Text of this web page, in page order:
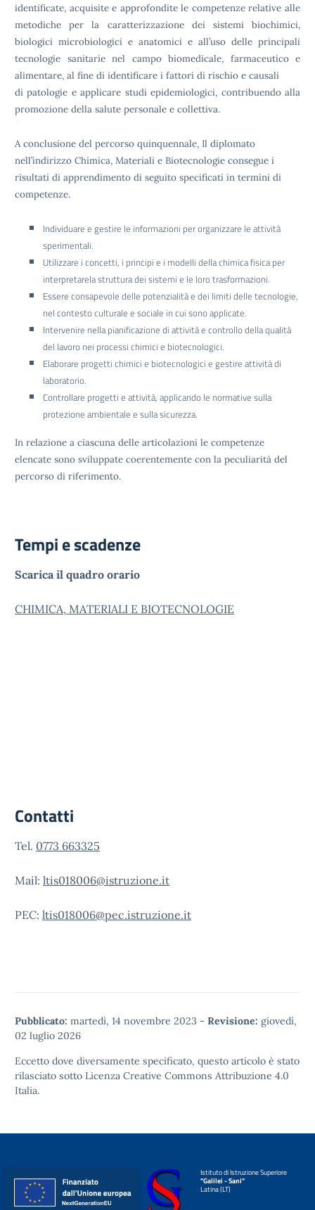
identificate, acquisite e approfondite le competenze relative alle
metodiche per la caratterizzazione dei sistemi biochimici,
biologici microbiologici e anatomici e all’uso delle principali
tecnologie sanitarie nel campo biomedicale, farmaceutico e
alimentare, al fine di identificare i fattori di rischio e causali
di patologie e applicare studi epidemiologici, contribuendo alla
promozione della salute personale e collettiva.
A conclusione del percorso quinquennale, Il diplomato
nell’indirizzo Chimica, Materiali e Biotecnologie consegue i
risultati di apprendimento di seguito specificati in termini di
competenze.
Individuare e gestire le informazioni per organizzare le attività
sperimentali.
Utilizzare i concetti, i principi e i modelli della chimica fisica per
interpretarela struttura dei sistemi e le loro trasformazioni.
Essere consapevole delle potenzialità e dei limiti delle tecnologie,
nel contesto culturale e sociale in cui sono applicate.
Intervenire nella pianificazione di attività e controllo della qualità
del lavoro nei processi chimici e biotecnologici.
Elaborare progetti chimici e biotecnologici e gestire attività di
laboratorio.
Controllare progetti e attività, applicando le normative sulla
protezione ambientale e sulla sicurezza.
In relazione a ciascuna delle articolazioni le competenze
elencate sono sviluppate coerentemente con la peculiarità del
percorso di riferimento.
Tempi e scadenze
Scarica il quadro orario
CHIMICA, MATERIALI E BIOTECNOLOGIE
Contatti
Tel. 0773 663325
Mail: ltis018006@istruzione.it
PEC: ltis018006@pec.istruzione.it
Pubblicato: martedì, 14 novembre 2023 - Revisione: giovedì,
02 luglio 2026
Eccetto dove diversamente specificato, questo articolo è stato
rilasciato sotto Licenza Creative Commons Attribuzione 4.0
Italia.
Istituto di Istruzione Superiore
"Galilei - Sani"
Latina (LT)